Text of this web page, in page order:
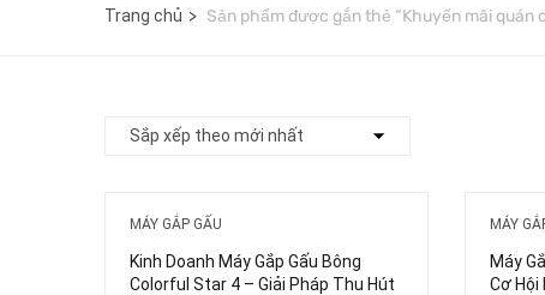
Trang chủ Sản phẩm được gắn thẻ “Khuyến mãi quán
MÁY GẮP GẤU
Kinh Doanh Máy Gắp Gấu Bông
Colorful Star 4 – Giải Pháp Thu Hút
MÁY
Máy
Cơ Hội